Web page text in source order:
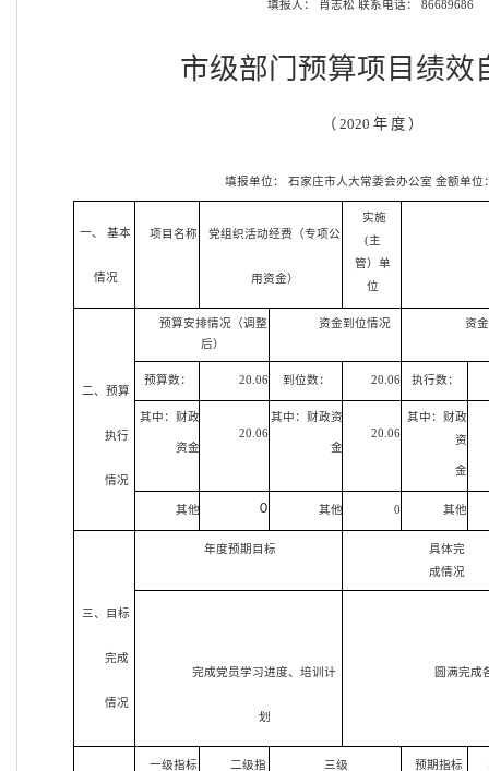
填报人： 肖志松 联系电话： 86689686
市级部门预算项目绩效
（ 2020 年 度 ）
填报单位： 石家庄市人大常委会办公室 金额单位
一、 基本
情况
项目名称 党组织活动经费（专项公
用资金）
实施
(主
管）单
位
二、预算
执行
情况
预算安排情况（调整
后）
资金到位情况 资
预算数： 20.06 到位数： 20.06 执行数：
其中：财政
资金
20.06
其中：财政资
金
20.06
其中：财政
资
金
其他 0 其他 0 其他
三、目标
完成
情况
年度预期目标
具体完
成情况
完成党员学习进度、培训计
划
圆满完成
一级指标
二级指
三级
预期指标